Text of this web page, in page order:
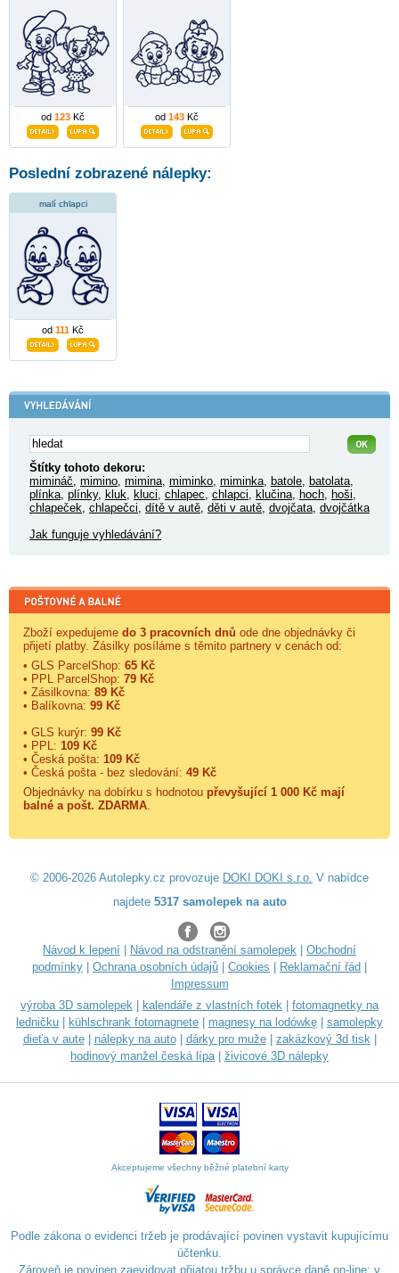
od 123 Kč od 143 Kč
Poslední zobrazené nálepky:
malí chlapci
od 111 Kč
Štítky tohoto dekoru:
mimináč mimino mimina miminko miminka batole batolata
plínka plínky, kluk kluci chlapec chlapci klučina hoch hoši
chlapeček chlapečci dítě v autě děti v autě dvojčata dvojčátka
Jak funguje vyhledávání?
Zboží expedujeme do 3 pracovních dnů ode dne objednávky či
přijetí platby. Zásilky posíláme s těmito partnery v cenách od:
• GLS ParcelShop: 65 Kč
• PPL ParcelShop: 79 Kč
• Zásilkovna: 89 Kč
• Balíkovna: 99 Kč
• GLS kurýr: 99 Kč
• PPL: 109 Kč
• Česká pošta: 109 Kč
• Česká pošta - bez sledování: 49 Kč
Objednávky na dobírku s hodnotou převyšující 1 000 Kč mají
balné a pošt. ZDARMA
© 2006-2026 Autolepky.cz provozuje DOKI DOKI s.r.o. V nabídce
najdete 5317 samolepek na auto
Návod k lepení Návod na odstranění samolepek
Obchodní
podmínky
Ochrana osobních údajů Cookies Reklamační řád
Impressum
výroba 3D samolepek
kalendáře z vlastních fotek
fotomagnetky na
ledničku
kühlschrank fotomagnete magnesy na lodówkę
samolepky
dieťa v aute| nálepky na auto| dárky pro muže| zakázkový 3d tisk|
hodinový manžel česká lípa| živicové 3D nálepky
Akceptujeme všechny běžné platební karty
Podle zákona o evidenci tržeb je prodávající povinen vystavit kupujícímu
účtenku.
Zároveň je povinen zaevidovat přijatou tržbu u správce daně on-line; v